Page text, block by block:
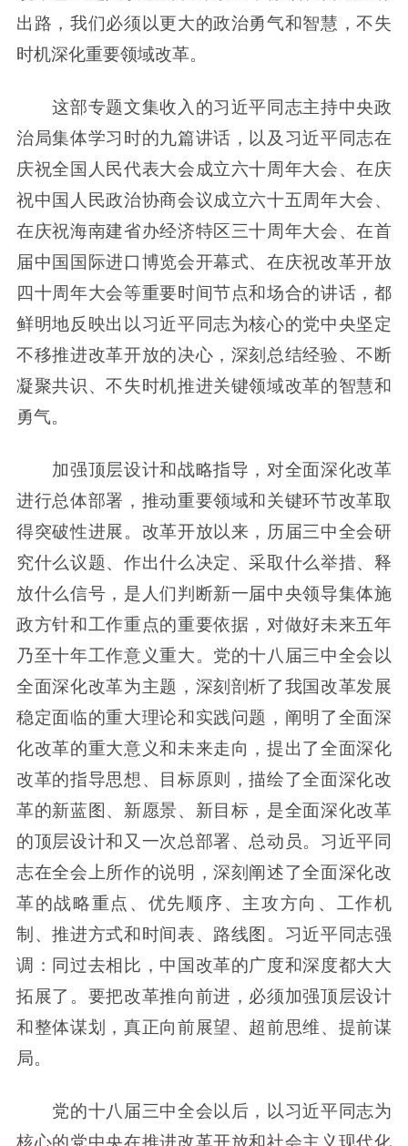
出路，我们必须以更大的政治勇气和智慧，不失
时机深化重要领域改革。
这部专题文集收入的习近平同志主持中央政
治局集体学习时的九篇讲话，以及习近平同志在
庆祝全国人民代表大会成立六十周年大会、在庆
祝中国人民政治协商会议成立六十五周年大会、
在庆祝海南建省办经济特区三十周年大会、在首
届中国国际进口博览会开幕式、在庆祝改革开放
四十周年大会等重要时间节点和场合的讲话，都
鲜明地反映出以习近平同志为核心的党中央坚定
不移推进改革开放的决心，深刻总结经验、不断
凝聚共识、不失时机推进关键领域改革的智慧和
勇气。
加强顶层设计和战略指导，对全面深化改革
进行总体部署，推动重要领域和关键环节改革取
得突破性进展。改革开放以来，历届三中全会研
究什么议题、作出什么决定、采取什么举措、释
放什么信号，是人们判断新一届中央领导集体施
政方针和工作重点的重要依据，对做好未来五年
乃至十年工作意义重大。党的十八届三中全会以
全面深化改革为主题，深刻剖析了我国改革发展
稳定面临的重大理论和实践问题，阐明了全面深
化改革的重大意义和未来走向，提出了全面深化
改革的指导思想、目标原则，描绘了全面深化改
革的新蓝图、新愿景、新目标，是全面深化改革
的顶层设计和又一次总部署、总动员。习近平同
志在全会上所作的说明，深刻阐述了全面深化改
革的战略重点、优先顺序、主攻方向、工作机
制、推进方式和时间表、路线图。习近平同志强
调：同过去相比，中国改革的广度和深度都大大
拓展了。要把改革推向前进，必须加强顶层设计
和整体谋划，真正向前展望、超前思维、提前谋
局。
党的十八届三中全会以后，以习近平同志为
核心的党中央在推进改革开放和社会主义现代化